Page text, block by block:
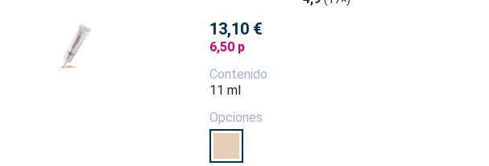
13,10 €
6,50 p
Contenido
11 ml
Opciones